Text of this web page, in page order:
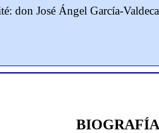
: don José Ángel García-